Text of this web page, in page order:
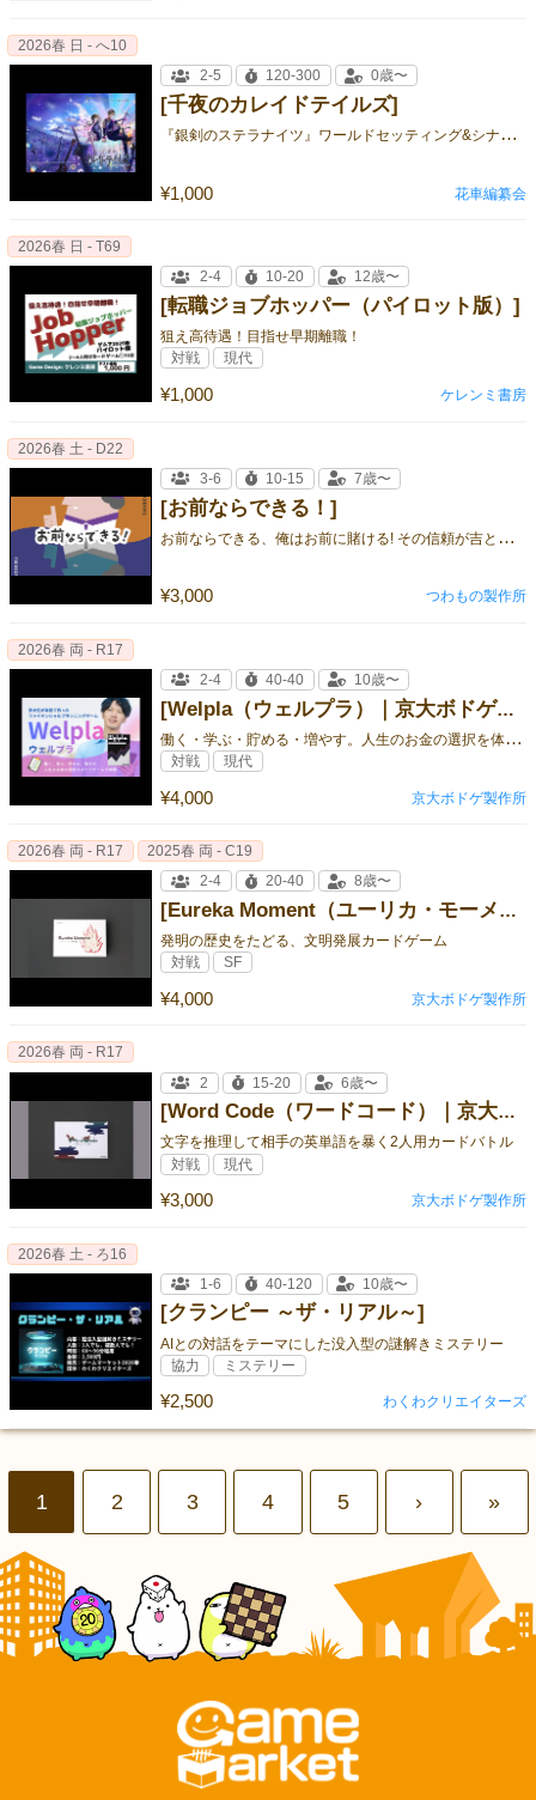
[千夜のカレイドテイルズ]
『
銀剣のステラナイツ』ワールドセッティング&シナリオ集
¥1,000
2026春 日 - へ10
2-5
120-300 0歳〜
花車編纂会
[転職ジョブホッパー（パイロット版）]
狙え高待遇！目指せ早期離職！
¥1,000
2026春 日 - T69
2-4
10-20 12歳〜
対戦 現代
ケレンミ書房
[お前ならできる！]
お
前ならできる、俺はお前に賭ける! その信頼が吉と出るか凶と出るか、 期待と緊張渦巻く運命の勝負が、今始まる、、！ ⭐︎パーティ
¥3,000
2026春 土 - D22
3-6
10-15 7歳〜
つわもの製作所
[Welpla（ウェルプラ）｜京大ボドゲ製作所]
働
く・学ぶ・貯める・増やす。人生のお金の選択を体感するファイナンシャルプランニングゲーム
¥4,000
2026春 両 - R17
2-4
40-40 10歳〜
対戦 現代
京大ボドゲ製作所
[Eureka Moment（ユーリカ・モーメント）｜京大ボドゲ製作所]
発明の歴史をたどる、文明発展カードゲーム
¥4,000
2026春 両 - R17
2025春 両 - C19
2-4
20-40 8歳〜
対戦 SF
京大ボドゲ製作所
[Word Code（ワードコード）｜京大ボドゲ製作所]
文字を推理して相手の英単語を暴く2人用カードバトル
¥3,000
2026春 両 - R17
2
15-20 6歳〜
対戦 現代
京大ボドゲ製作所
[クランピー ～ザ・リアル～]
AIとの対話をテーマにした没入型の謎解きミステリー
¥2,500
2026春 土 - ろ16
1-6
40-120 10歳〜
協力 ミステリー
わくわクリエイターズ
1 2 3 4 5 › »